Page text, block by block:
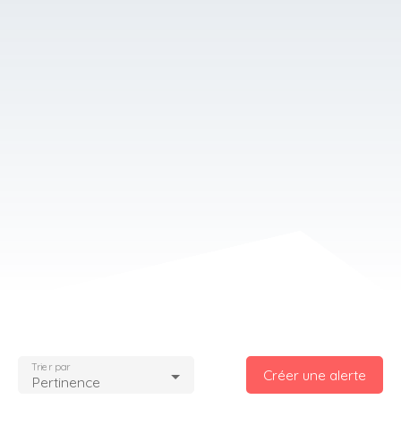
Pertinence
Trier par Créer une alerte